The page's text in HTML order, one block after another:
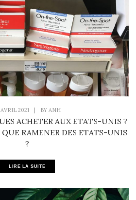
AVRIL 2021 BY ANH
ACHETER AUX ETATS-UNIS ?
QUE RAMENER DES ETATS-UNIS
?
LIRE LA SUITE